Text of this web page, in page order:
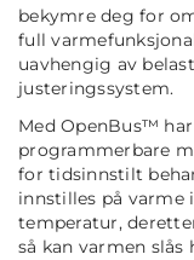
bekymre deg for
full
uavhengig av
justeringssystem.
Med OpenBus™
programmerbare
for tidsinnstilt
innstilles på varme
temperatur,
så kan varmen slås